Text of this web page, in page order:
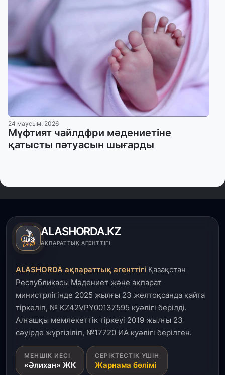
24 маусым, 2026
Мүфтият чайлдфри мәдениетіне
қатысты пәтуасын шығарды
ALASHORDA.KZ
АҚПАРАТТЫҚ АГЕНТТІГІ
ALASHORDA ақпараттық агенттігі Қазақстан
Республикасы Мәдениет және ақпарат
министрлігінде 2025 жылғы 23 желтоқсанда қайта
тіркеліп, № KZ42VPY00137595 куәлігі берілді.
Алғашқы мемлекеттік тіркеуі 2019 жылғы 23
сәуірде жүргізіліп, №17720 ИА куәлігі берілген.
МЕНШІК ИЕСІ
«Әлихан» ЖК
СЕРІКТЕСТІК ҮШІН
Жарнама бөлімі